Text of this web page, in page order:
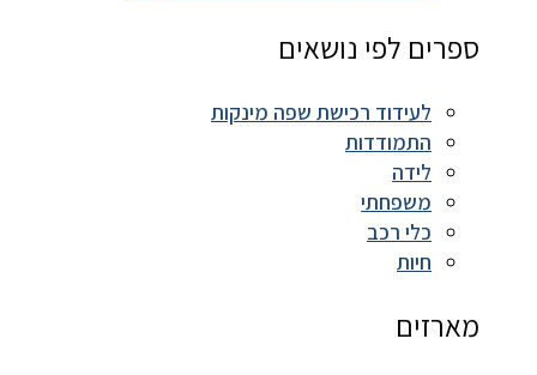
ספרים לפי נושאים
לעידוד רכישת שפה מינקות
התמודדות
לידה
משפחתי
כלי רכב
חיות
מארזים